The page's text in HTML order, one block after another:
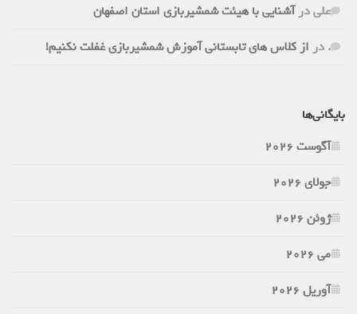
علیدرآشنایی با هیئت شمشیربازی استان اصفهان
.دراز کلاس های تابستانی آموزش شمشیربازی غفلت نکنیم!
بایگانی‌ها
آگوست 2026
جولای 2026
ژوئن 2026
می 2026
آوریل 2026